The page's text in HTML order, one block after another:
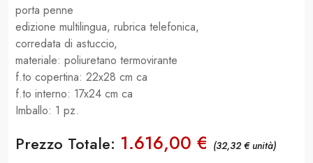
porta penne
edizione multilingua, rubrica telefonica,
corredata di astuccio,
materiale: poliuretano termovirante
f.to copertina: 22x28 cm ca
f.to interno: 17x24 cm ca
Imballo: 1 pz.
Prezzo Totale: 1.616,00 € (32,32 € unità)